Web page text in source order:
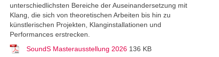
unterschiedlichsten Bereiche der Auseinandersetzung mit
Klang, die sich von theoretischen Arbeiten bis hin zu
künstlerischen Projekten, Klanginstallationen und
Performances erstrecken.
SoundS Masterausstellung 2026 136 KB